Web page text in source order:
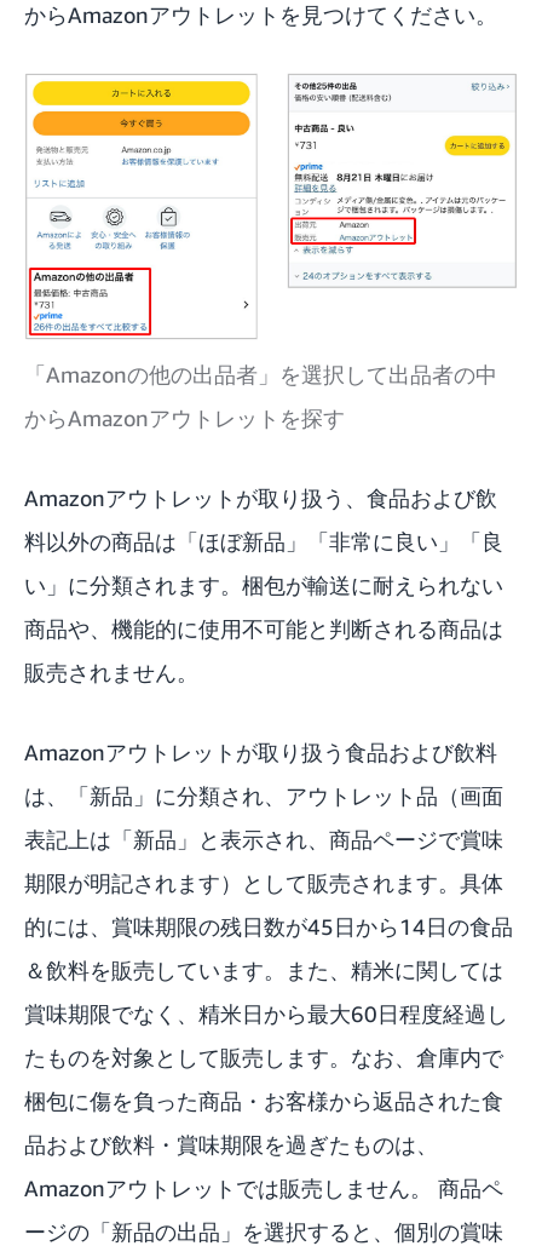
からAmazonアウトレットを見つけてください。
「Amazonの他の出品者」を選択して出品者の中
からAmazonアウトレットを探す
Amazonアウトレットが取り扱う、食品および飲
料以外の商品は「ほぼ新品」「非常に良い」「良
い」に分類されます。梱包が輸送に耐えられない
商品や、機能的に使用不可能と判断される商品は
販売されません。
Amazonアウトレットが取り扱う食品および飲料
は、「新品」に分類され、アウトレット品（画面
表記上は「新品」と表示され、商品ページで賞味
期限が明記されます）として販売されます。具体
的には、賞味期限の残日数が45日から14日の食品
＆飲料を販売しています。また、精米に関しては
賞味期限でなく、精米日から最大60日程度経過し
たものを対象として販売します。なお、倉庫内で
梱包に傷を負った商品・お客様から返品された食
品および飲料・賞味期限を過ぎたものは、
Amazonアウトレットでは販売しません。 商品ペ
ージの「新品の出品」を選択すると、個別の賞味